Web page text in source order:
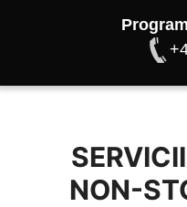
NON-